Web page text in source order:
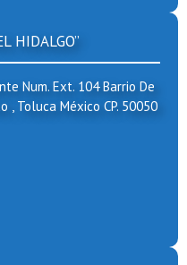
HIDALGO”
Num. Ext. 104 Barrio De
, Toluca México CP. 50050